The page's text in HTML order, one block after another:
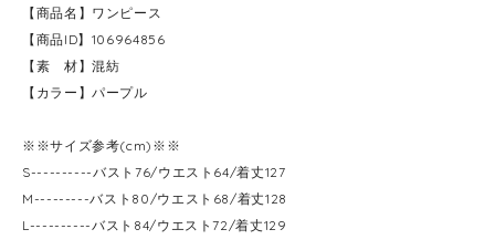
【商品名】ワンピース
【商品ID】106964856
【素 材】混紡
【カラー】パープル
※※サイズ参考(cm)※※
S----------バスト76/ウエスト64/着丈127
M---------バスト80/ウエスト68/着丈128
L----------バスト84/ウエスト72/着丈129